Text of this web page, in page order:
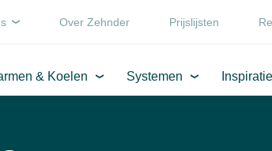
Over Zehnder Prijslijsten
& Koelen Systemen Inspiratie